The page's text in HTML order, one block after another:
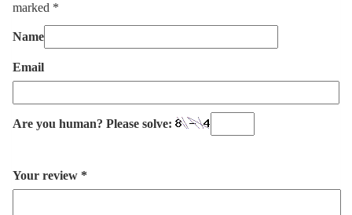
marked *
Name
Email
Are you human? Please solve:
Your review *